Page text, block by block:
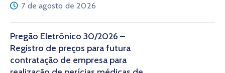
7 de agosto de 2026
Pregão Eletrônico 30/2026 –
Registro de preços para futura
contratação de empresa para